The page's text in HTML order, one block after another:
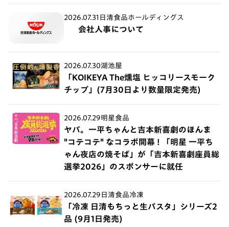
2026.07.31 日清食品ホールディングス
会社人事について
2026.07.30湖池屋
「KOIKEYA The燻塩 ヒッコリースモーク
チップ」(7月30日より数量限定発売)
2026.07.29明星食品
ヤバ。一平ちゃんと吉本新喜劇のほんま
"コテコテ" なコラボ開幕 ! 「明星 一平ち
ゃん夜店の焼そば」が「吉本新喜劇座員総
選挙2026」のスポンサーに就任
2026.07.29 日清食品冷凍
「冷凍 日清もちっと生パスタ」シリーズ2
品 (9月1日発売)